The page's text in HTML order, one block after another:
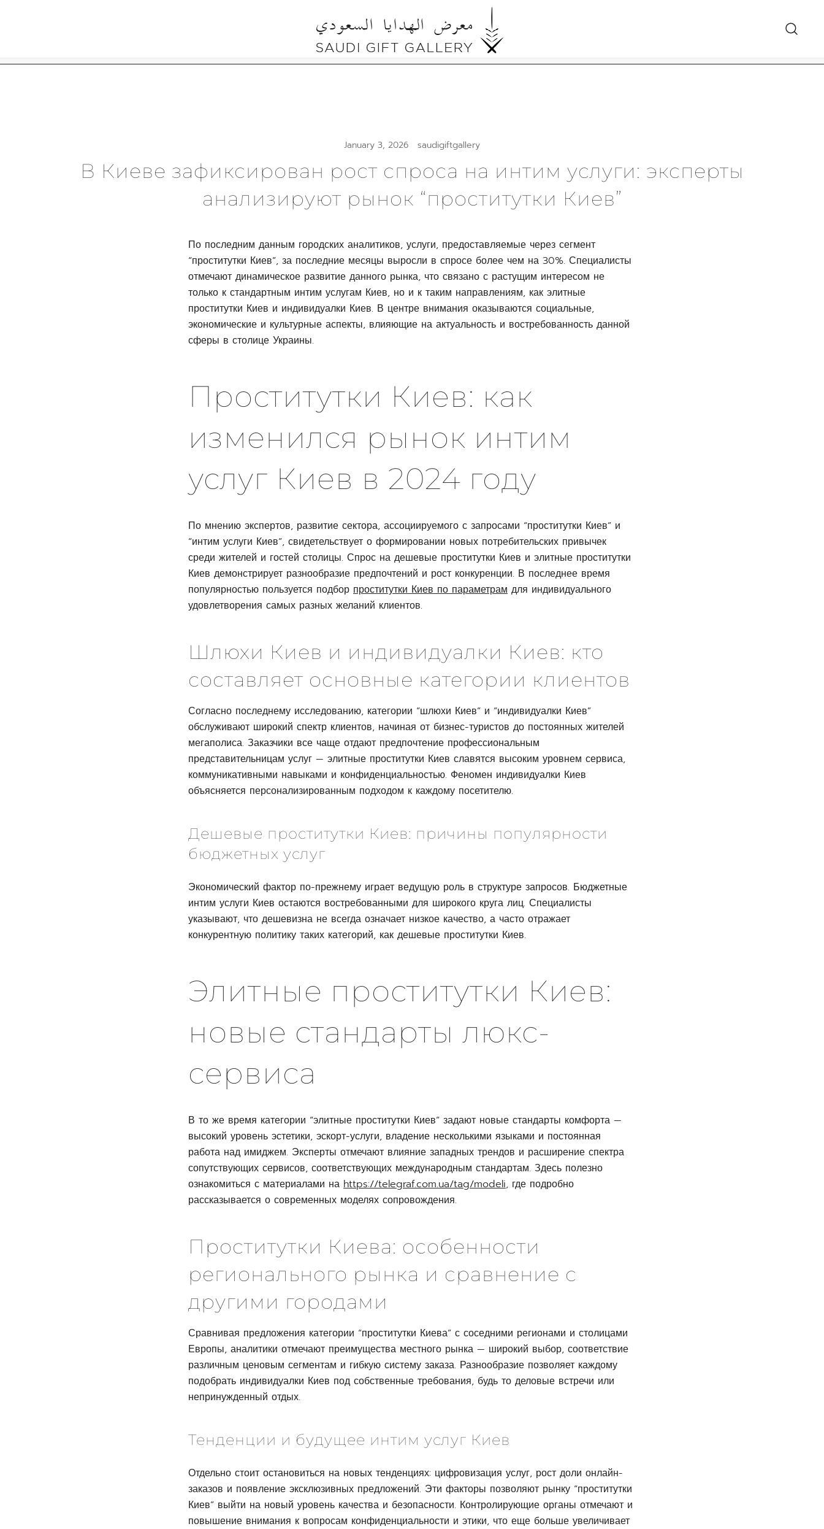
Cultural Gifts Made in Saudi Arabia معرض الهدايا السعودي
January 3, 2026 saudigiftgallery
В Киеве зафиксирован рост спроса на интим услуги: эксперты
анализируют рынок “проститутки Киев”
По последним данным городских аналитиков, услуги, предоставляемые через сегмент
“проститутки Киев”, за последние месяцы выросли в спросе более чем на 30%. Специалисты
отмечают динамическое развитие данного рынка, что связано с растущим интересом не
только к стандартным интим услугам Киев, но и к таким направлениям, как элитные
проститутки Киев и индивидуалки Киев. В центре внимания оказываются социальные,
экономические и культурные аспекты, влияющие на актуальность и востребованность данной
сферы в столице Украины.
Проститутки Киев: как
изменился рынок интим
услуг Киев в 2024 году
По мнению экспертов, развитие сектора, ассоциируемого с запросами “проститутки Киев” и
“интим услуги Киев”, свидетельствует о формировании новых потребительских привычек
среди жителей и гостей столицы. Спрос на дешевые проститутки Киев и элитные проститутки
Киев демонстрирует разнообразие предпочтений и рост конкуренции. В последнее время
популярностью пользуется подбор проститутки Киев по параметрам для индивидуального
удовлетворения самых разных желаний клиентов.
Шлюхи Киев и индивидуалки Киев: кто
составляет основные категории клиентов
Согласно последнему исследованию, категории “шлюхи Киев” и “индивидуалки Киев”
обслуживают широкий спектр клиентов, начиная от бизнес-туристов до постоянных жителей
мегаполиса. Заказчики все чаще отдают предпочтение профессиональным
представительницам услуг — элитные проститутки Киев славятся высоким уровнем сервиса,
коммуникативными навыками и конфиденциальностью. Феномен индивидуалки Киев
объясняется персонализированным подходом к каждому посетителю.
Дешевые проститутки Киев: причины популярности
бюджетных услуг
Экономический фактор по-прежнему играет ведущую роль в структуре запросов. Бюджетные
интим услуги Киев остаются востребованными для широкого круга лиц. Специалисты
указывают, что дешевизна не всегда означает низкое качество, а часто отражает
конкурентную политику таких категорий, как дешевые проститутки Киев.
Элитные проститутки Киев:
новые стандарты люкс-
сервиса
В то же время категории “элитные проститутки Киев” задают новые стандарты комфорта —
высокий уровень эстетики, эскорт-услуги, владение несколькими языками и постоянная
работа над имиджем. Эксперты отмечают влияние западных трендов и расширение спектра
сопутствующих сервисов, соответствующих международным стандартам. Здесь полезно
ознакомиться с материалами на https://telegraf.com.ua/tag/modeli, где подробно
рассказывается о современных моделях сопровождения.
Проститутки Киева: особенности
регионального рынка и сравнение с
другими городами
Сравнивая предложения категории “проститутки Киева” с соседними регионами и столицами
Европы, аналитики отмечают преимущества местного рынка — широкий выбор, соответствие
различным ценовым сегментам и гибкую систему заказа. Разнообразие позволяет каждому
подобрать индивидуалки Киев под собственные требования, будь то деловые встречи или
непринужденный отдых.
Тенденции и будущее интим услуг Киев
Отдельно стоит остановиться на новых тенденциях: цифровизация услуг, рост доли онлайн-
заказов и появление эксклюзивных предложений. Эти факторы позволяют рынку “проститутки
Киев” выйти на новый уровень качества и безопасности. Контролирующие органы отмечают и
повышение внимания к вопросам конфиденциальности и этики, что еще больше увеличивает